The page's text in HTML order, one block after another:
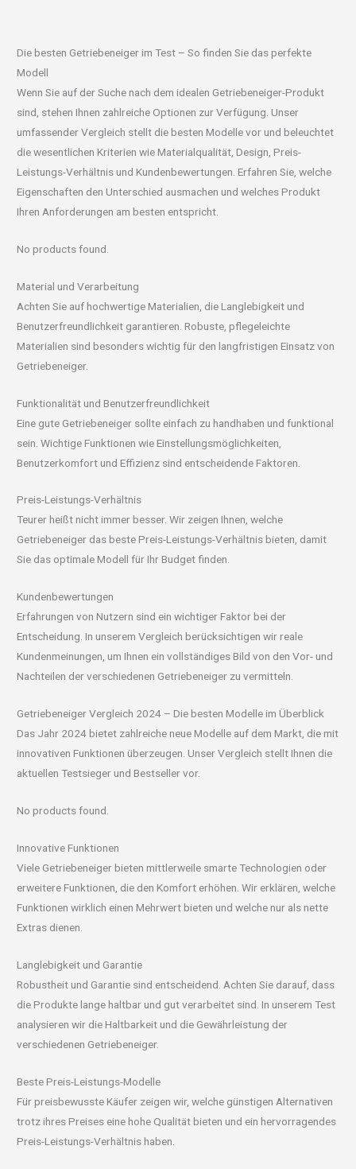
Die besten Getriebeneiger im Test – So finden Sie das perfekte
Modell
Wenn Sie auf der Suche nach dem idealen Getriebeneiger-Produkt
sind, stehen Ihnen zahlreiche Optionen zur Verfügung. Unser
umfassender Vergleich stellt die besten Modelle vor und beleuchtet
die wesentlichen Kriterien wie Materialqualität, Design, Preis-
Leistungs-Verhältnis und Kundenbewertungen. Erfahren Sie, welche
Eigenschaften den Unterschied ausmachen und welches Produkt
Ihren Anforderungen am besten entspricht.
No products found.
Material und Verarbeitung
Achten Sie auf hochwertige Materialien, die Langlebigkeit und
Benutzerfreundlichkeit garantieren. Robuste, pflegeleichte
Materialien sind besonders wichtig für den langfristigen Einsatz von
Getriebeneiger.
Funktionalität und Benutzerfreundlichkeit
Eine gute Getriebeneiger sollte einfach zu handhaben und funktional
sein. Wichtige Funktionen wie Einstellungsmöglichkeiten,
Benutzerkomfort und Effizienz sind entscheidende Faktoren.
Preis-Leistungs-Verhältnis
Teurer heißt nicht immer besser. Wir zeigen Ihnen, welche
Getriebeneiger das beste Preis-Leistungs-Verhältnis bieten, damit
Sie das optimale Modell für Ihr Budget finden.
Kundenbewertungen
Erfahrungen von Nutzern sind ein wichtiger Faktor bei der
Entscheidung. In unserem Vergleich berücksichtigen wir reale
Kundenmeinungen, um Ihnen ein vollständiges Bild von den Vor- und
Nachteilen der verschiedenen Getriebeneiger zu vermitteln.
Getriebeneiger Vergleich 2024 – Die besten Modelle im Überblick
Das Jahr 2024 bietet zahlreiche neue Modelle auf dem Markt, die mit
innovativen Funktionen überzeugen. Unser Vergleich stellt Ihnen die
aktuellen Testsieger und Bestseller vor.
No products found.
Innovative Funktionen
Viele Getriebeneiger bieten mittlerweile smarte Technologien oder
erweitere Funktionen, die den Komfort erhöhen. Wir erklären, welche
Funktionen wirklich einen Mehrwert bieten und welche nur als nette
Extras dienen.
Langlebigkeit und Garantie
Robustheit und Garantie sind entscheidend. Achten Sie darauf, dass
die Produkte lange haltbar und gut verarbeitet sind. In unserem Test
analysieren wir die Haltbarkeit und die Gewährleistung der
verschiedenen Getriebeneiger.
Beste Preis-Leistungs-Modelle
Für preisbewusste Käufer zeigen wir, welche günstigen Alternativen
trotz ihres Preises eine hohe Qualität bieten und ein hervorragendes
Preis-Leistungs-Verhältnis haben.